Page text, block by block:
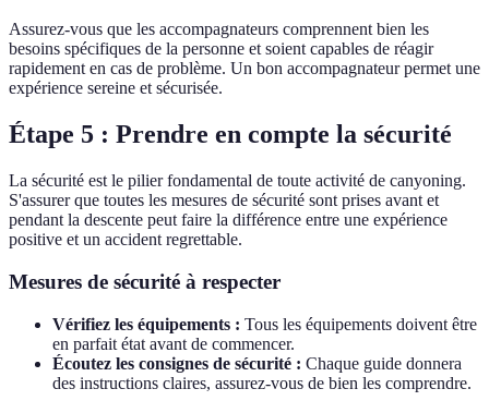
Assurez-vous que les accompagnateurs comprennent bien les
besoins spécifiques de la personne et soient capables de réagir
rapidement en cas de problème. Un bon accompagnateur permet une
expérience sereine et sécurisée.
Étape 5 : Prendre en compte la sécurité
La sécurité est le pilier fondamental de toute activité de canyoning.
S'assurer que toutes les mesures de sécurité sont prises avant et
pendant la descente peut faire la différence entre une expérience
positive et un accident regrettable.
Mesures de sécurité à respecter
Vérifiez les équipements : Tous les équipements doivent être
en parfait état avant de commencer.
Écoutez les consignes de sécurité : Chaque guide donnera
des instructions claires, assurez-vous de bien les comprendre.